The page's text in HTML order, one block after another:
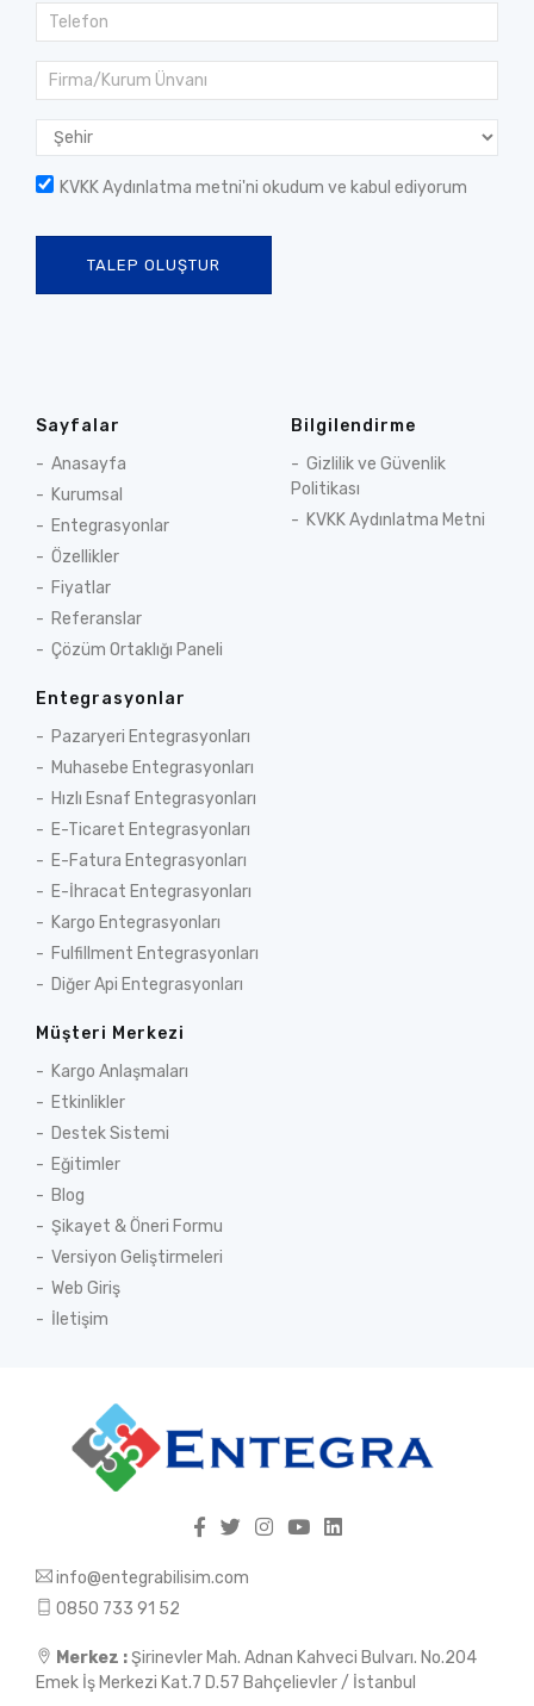
KVKK Aydınlatma metni'ni okudum ve kabul ediyorum
TALEP OLUŞTUR
Sayfalar
Anasayfa
Kurumsal
Entegrasyonlar
Özellikler
Fiyatlar
Referanslar
Çözüm Ortaklığı Paneli
Bilgilendirme
Gizlilik ve Güvenlik
Politikası
KVKK Aydınlatma Metni
Entegrasyonlar
Pazaryeri Entegrasyonları
Muhasebe Entegrasyonları
Hızlı Esnaf Entegrasyonları
E-Ticaret Entegrasyonları
E-Fatura Entegrasyonları
E-İhracat Entegrasyonları
Kargo Entegrasyonları
Fulfillment Entegrasyonları
Diğer Api Entegrasyonları
Müşteri Merkezi
Kargo Anlaşmaları
Etkinlikler
Destek Sistemi
Eğitimler
Blog
Şikayet & Öneri Formu
Versiyon Geliştirmeleri
Web Giriş
İletişim
info@entegrabilisim.com
0850 733 91 52
Merkez :Şirinevler Mah. Adnan Kahveci Bulvarı. No.204
Emek İş Merkezi Kat.7 D.57 Bahçelievler / İstanbul